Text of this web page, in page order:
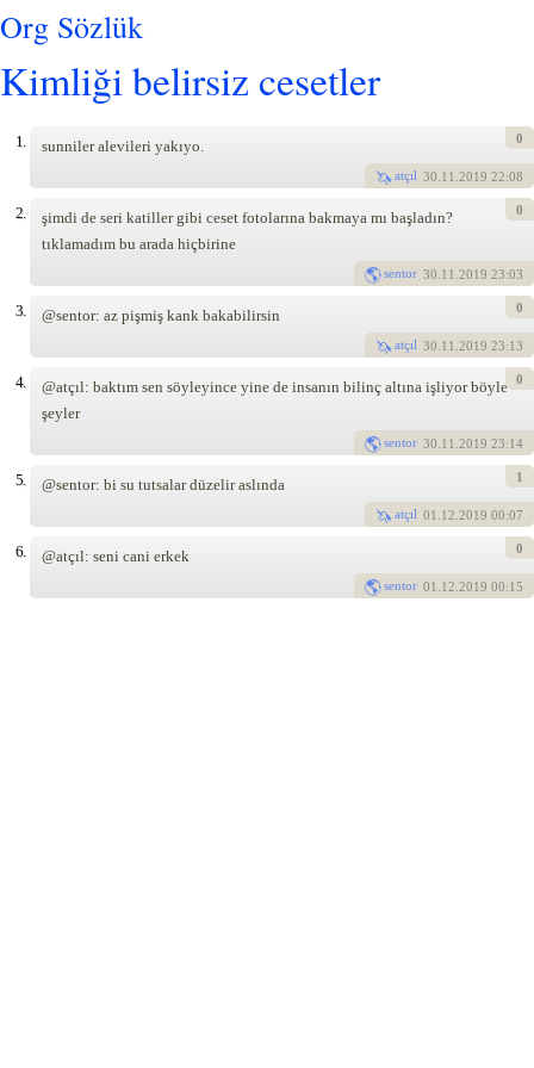
Org Sözlük
Kimliği belirsiz cesetler
1. sunniler alevileri yakıyo.
atçıl 30.11.2019 22:08
0
2.
şimdi de seri katiller gibi ceset fotolarına bakmaya mı başladın?
tıklamadım bu arada hiçbirine
sentor 30.11.2019 23:03
0
3. @sentor: az pişmiş kank bakabilirsin
atçıl 30.11.2019 23:13
0
4.
@atçıl: baktım sen söyleyince yine de insanın bilinç altına işliyor böyle
şeyler
sentor 30.11.2019 23:14
0
5. @sentor: bi su tutsalar düzelir aslında
atçıl 01.12.2019 00:07
1
6. @atçıl: seni cani erkek
sentor 01.12.2019 00:15
0